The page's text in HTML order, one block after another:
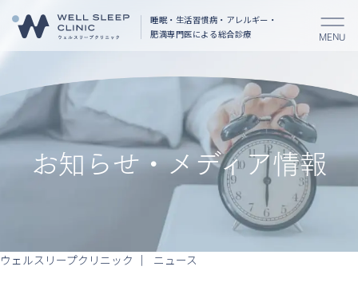
睡眠・生活習慣病・アレルギー・
肥満専門医による総合診療 MENU
お知らせ・メディア情報
ウェルスリープクリニック ニュース